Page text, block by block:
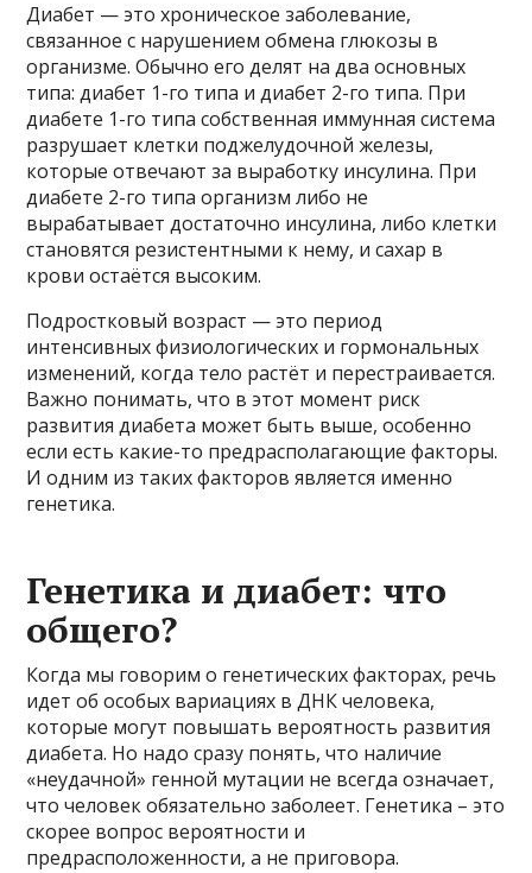
Диабет — это хроническое заболевание,
связанное с нарушением обмена глюкозы в
организме. Обычно его делят на два основных
типа: диабет 1-го типа и диабет 2-го типа. При
диабете 1-го типа собственная иммунная система
разрушает клетки поджелудочной железы,
которые отвечают за выработку инсулина. При
диабете 2-го типа организм либо не
вырабатывает достаточно инсулина, либо клетки
становятся резистентными к нему, и сахар в
крови остаётся высоким.
Подростковый возраст — это период
интенсивных физиологических и гормональных
изменений, когда тело растёт и перестраивается.
Важно понимать, что в этот момент риск
развития диабета может быть выше, особенно
если есть какие-то предрасполагающие факторы.
И одним из таких факторов является именно
генетика.
Генетика и диабет: что
общего?
Когда мы говорим о генетических факторах, речь
идет об особых вариациях в ДНК человека,
которые могут повышать вероятность развития
диабета. Но надо сразу понять, что наличие
«неудачной» генной мутации не всегда означает,
что человек обязательно заболеет. Генетика – это
скорее вопрос вероятности и
предрасположенности, а не приговора.